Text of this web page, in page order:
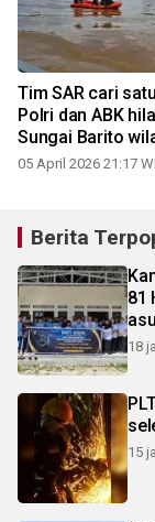
Tim SAR cari
Polri dan ABK
Sungai Barito
05 April 2026 21:17
Berita
81
18
15